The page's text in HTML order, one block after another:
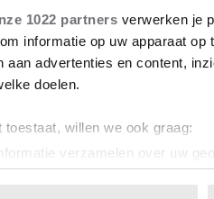
1022 partners verwerken je
informatie op uw apparaat
aan advertenties en content,
doelen.
toestaat, willen we ook graag:
verzamelen over uw
apparaat identificeren door